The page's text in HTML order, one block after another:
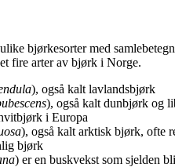
bjørkesorter med
fire arter av bjørk i Norge.
), også kalt lavlandsbjørk
), også kalt dunbjørk og
i Europa
), også kalt arktisk bjørk, ofte
bjørk
) er en buskvekst som sjelden